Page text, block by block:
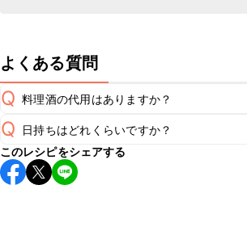
よくある質問
Q 料理酒の代用はありますか？
A
Q 日持ちはどれくらいですか？
保存期間は冷蔵で翌日中が目安です。なる
し上がりください。
このレシピをシェアする